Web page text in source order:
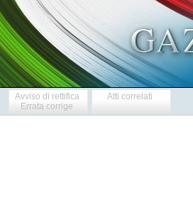
Avviso di rettifica
Errata corrige
Atti correlati